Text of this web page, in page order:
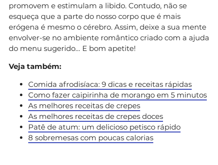
promovem e estimulam a libido. Contudo, não se
esqueça que a parte do nosso corpo que é mais
erógena é mesmo o cérebro. Assim, deixe a sua mente
envolver-se no ambiente romântico criado com a ajuda
do menu sugerido… E bom apetite!
Veja também:
Comida afrodisíaca: 9 dicas e receitas rápidas
Como fazer caipirinha de morango em 5 minutos
As melhores receitas de crepes
As melhores receitas de crepes doces
Patê de atum: um delicioso petisco rápido
8 sobremesas com poucas calorias